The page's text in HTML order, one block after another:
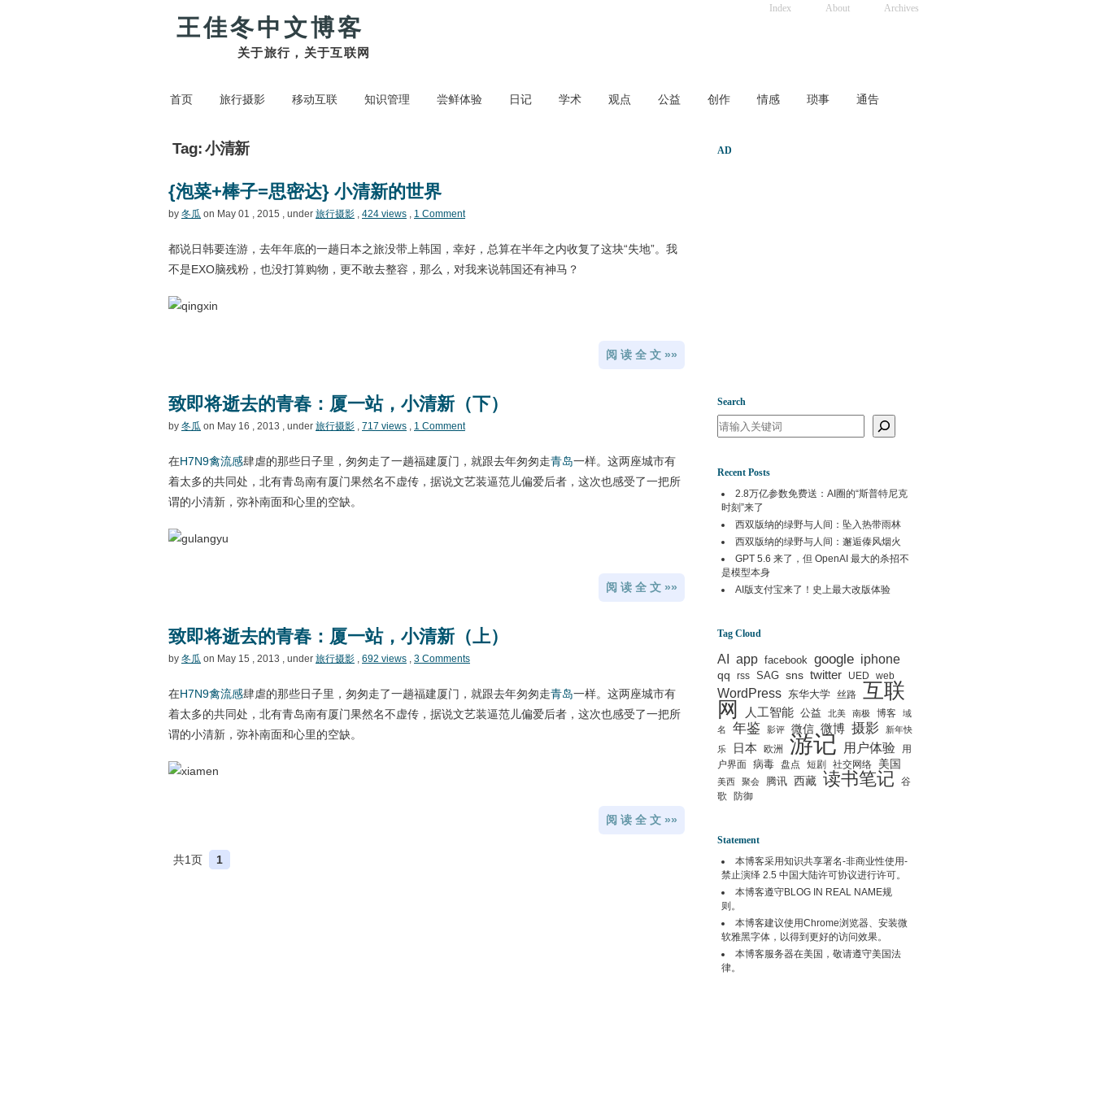
王佳冬中文博客
关于旅行，关于互联网
Index About Archives
首页 旅行摄影 移动互联 知识管理 尝鲜体验 日记 学术 观点 公益 创作 情感 琐事 通告
Tag: 小清新
{泡菜+棒子=思密达} 小清新的世界
by 冬瓜 on May 01 , 2015 , under 旅行摄影 , 424 views , 1 Comment
都说日韩要连游，去年年底的一趟日本之旅没带上韩国，幸好，总算在半年之内收复了这块“失地”。我
不是EXO脑残粉，也没打算购物，更不敢去整容，那么，对我来说韩国还有神马？
阅 读 全 文 »»
致即将逝去的青春：厦一站，小清新（下）
by 冬瓜 on May 16 , 2013 , under 旅行摄影 , 717 views , 1 Comment
在H7N9禽流感肆虐的那些日子里，匆匆走了一趟福建厦门，就跟去年匆匆走青岛一样。这两座城市有
着太多的共同处，北有青岛南有厦门果然名不虚传，据说文艺装逼范儿偏爱后者，这次也感受了一把所
谓的小清新，弥补南面和心里的空缺。
阅 读 全 文 »»
致即将逝去的青春：厦一站，小清新（上）
by 冬瓜 on May 15 , 2013 , under 旅行摄影 , 692 views , 3 Comments
在H7N9禽流感肆虐的那些日子里，匆匆走了一趟福建厦门，就跟去年匆匆走青岛一样。这两座城市有
着太多的共同处，北有青岛南有厦门果然名不虚传，据说文艺装逼范儿偏爱后者，这次也感受了一把所
谓的小清新，弥补南面和心里的空缺。
阅 读 全 文 »»
共1页 1
AD
Search
Search
Recent Posts
2.8万亿参数免费送：AI圈的“斯普特尼克
时刻”来了
西双版纳的绿野与人间：坠入热带雨林
西双版纳的绿野与人间：邂逅傣风烟火
GPT 5.6 来了，但 OpenAI 最大的杀招不
是模型本身
AI版支付宝来了！史上最大改版体验
Tag Cloud
AI app facebook google iphone
qq rss SAG sns twitter UED web
WordPress 东华大学 丝路 互联
网
人工智能 公益 北美 南极 博客
域
名
年鉴 影评 微信 微博 摄影
新年快
乐
日本 欧洲 游记 用户体验
用
户界面
病毒 盘点 短剧 社交网络 美国
美西 聚会 腾讯 西藏 读书笔记
谷
歌
防御
Statement
本博客采用知识共享署名-非商业性使用-
禁止演绎 2.5 中国大陆许可协议进行许可。
本博客遵守BLOG IN REAL NAME规
则。
本博客建议使用Chrome浏览器、安装微
软雅黑字体，以得到更好的访问效果。
本博客服务器在美国 ，敬请遵守美国法
律。